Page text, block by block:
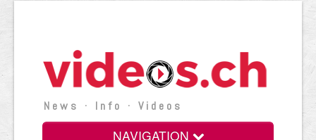
News · Info · Videos
NAVIGATION